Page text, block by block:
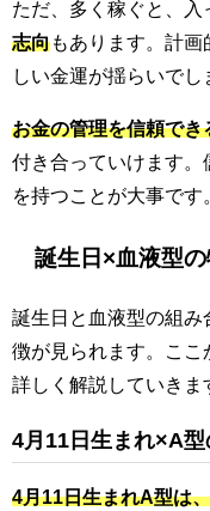
ただ、多く稼ぐと、入
志向もあります。計
しい金運が揺らいでし
お金の管理を信頼でき
付き合っていけます
を持つことが大事です
誕生日×血液型
誕生日と血液型の組
徴が見られます。ここ
詳しく解説していきま
4月11日生まれ×A型
4月11日生まれA型は